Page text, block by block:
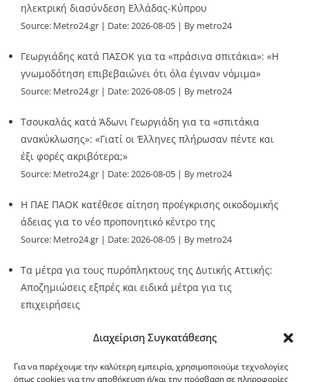
Διαχείριση Συγκατάθεσης
Για να παρέχουμε την καλύτερη εμπειρία, χρησιμοποιούμε τεχνολογίες
όπως cookies για την αποθήκευση ή/και την πρόσβαση σε πληροφορίες
ηλεκτρική διασύνδεση Ελλάδας-Κύπρου
Source: Metro24.gr Date: 2026-08-05 By metro24
Γεωργιάδης κατά ΠΑΣΟΚ για τα «πράσινα σπιτάκια»: «Η
γνωμοδότηση επιβεβαιώνει ότι όλα έγιναν νόμιμα»
Source: Metro24.gr Date: 2026-08-05 By metro24
Τσουκαλάς κατά Άδωνι Γεωργιάδη για τα «σπιτάκια
ανακύκλωσης»: «Γιατί οι Έλληνες πλήρωσαν πέντε και
έξι φορές ακριβότερα;»
Source: Metro24.gr Date: 2026-08-05 By metro24
Η ΠΑΕ ΠΑΟΚ κατέθεσε αίτηση προέγκρισης οικοδομικής
άδειας για το νέο προπονητικό κέντρο της
Source: Metro24.gr Date: 2026-08-05 By metro24
Τα μέτρα για τους πυρόπληκτους της Δυτικής Αττικής:
Αποζημιώσεις εξπρές και ειδικά μέτρα για τις
επιχειρήσεις